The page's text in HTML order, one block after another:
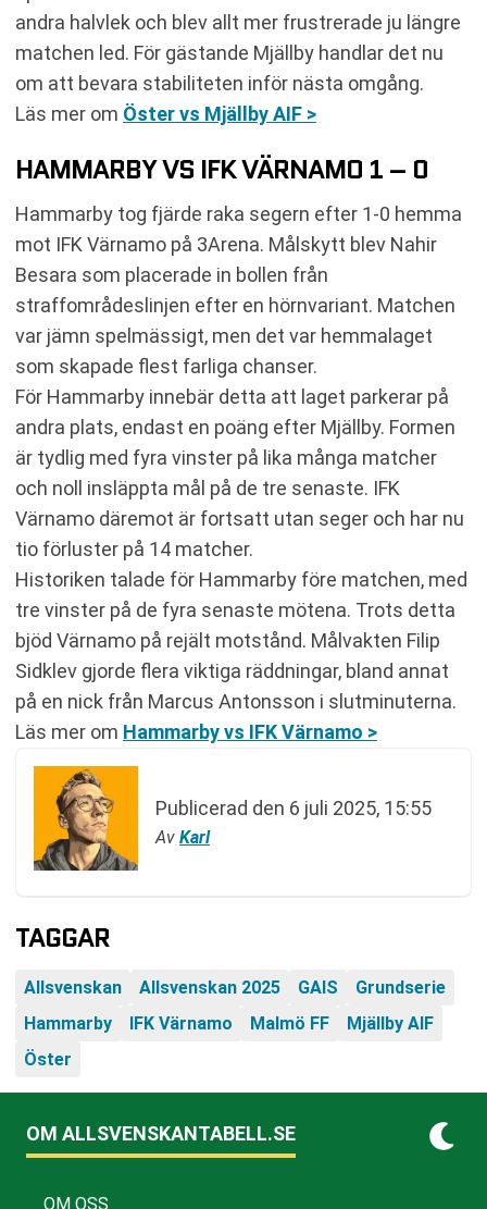
andra halvlek och blev allt mer frustrerade ju längre
matchen led. För gästande Mjällby handlar det nu
om att bevara stabiliteten inför nästa omgång.
Läs mer om Öster vs Mjällby AIF >
HAMMARBY VS IFK VÄRNAMO 1 – 0
Hammarby tog fjärde raka segern efter 1-0 hemma
mot IFK Värnamo på 3Arena. Målskytt blev Nahir
Besara som placerade in bollen från
straffområdeslinjen efter en hörnvariant. Matchen
var jämn spelmässigt, men det var hemmalaget
som skapade flest farliga chanser.
För Hammarby innebär detta att laget parkerar på
andra plats, endast en poäng efter Mjällby. Formen
är tydlig med fyra vinster på lika många matcher
och noll insläppta mål på de tre senaste. IFK
Värnamo däremot är fortsatt utan seger och har nu
tio förluster på 14 matcher.
Historiken talade för Hammarby före matchen, med
tre vinster på de fyra senaste mötena. Trots detta
bjöd Värnamo på rejält motstånd. Målvakten Filip
Sidklev gjorde flera viktiga räddningar, bland annat
på en nick från Marcus Antonsson i slutminuterna.
Läs mer om Hammarby vs IFK Värnamo >
Publicerad den 6 juli 2025, 15:55
Av Karl
TAGGAR
Allsvenskan Allsvenskan 2025 GAIS
Grundserie
Hammarby
IFK Värnamo Malmö FF
Mjällby AIF
Öster
OM ALLSVENSKANTABELL.SE
OM OSS